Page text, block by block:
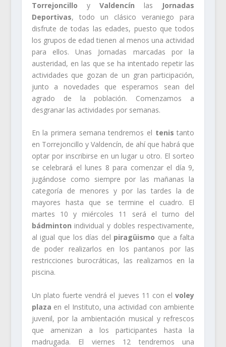
Torrejoncillo y Valdencín las Jornadas
Deportivas, todo un clásico veraniego para
disfrute de todas las edades, puesto que todos
los grupos de edad tienen al menos una actividad
para ellos. Unas Jornadas marcadas por la
austeridad, en las que se ha intentado repetir las
actividades que gozan de un gran participación,
junto a novedades que esperamos sean del
agrado de la población. Comenzamos a
desgranar las actividades por semanas.
En la primera semana tendremos el tenis tanto
en Torrejoncillo y Valdencín, de ahí que habrá que
optar por inscribirse en un lugar u otro. El sorteo
se celebrará el lunes 8 para comenzar el día 9,
jugándose como siempre por las mañanas la
categoría de menores y por las tardes la de
mayores hasta que se termine el cuadro. El
martes 10 y miércoles 11 será el turno del
bádminton individual y dobles respectivamente,
al igual que los días del piragüismo que a falta
de poder realizarlos en los pantanos por las
restricciones burocráticas, las realizamos en la
piscina.
Un plato fuerte vendrá el jueves 11 con elvoley
plaza en el Instituto, una actividad con ambiente
juvenil, por la ambientación musical y refrescos
que amenizan a los participantes hasta la
madrugada. El viernes 12 tendremos una